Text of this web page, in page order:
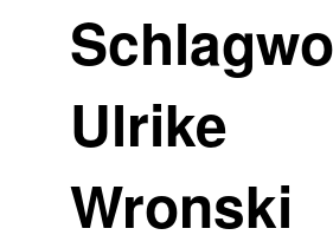
Ulrike
Wronski